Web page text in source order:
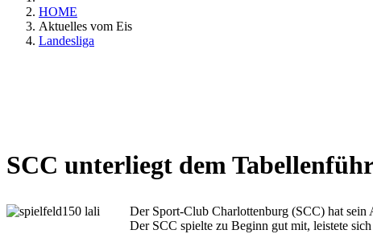
HOME
Aktuelles vom Eis
Landesliga
SCC unterliegt dem
Der Sport-Club Charlottenburg (SCC) hat sein
Der SCC spielte zu Beginn gut mit, leistete